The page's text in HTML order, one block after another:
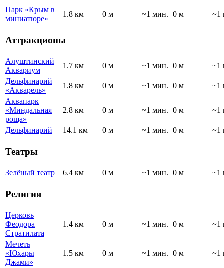
Парк «Крым в
миниатюре»
1.8 км 0 м ~1 мин. 0 м ~1
Аттракционы
Алуштинский
Аквариум
1.7 км 0 м ~1 мин. 0 м
~1
Дельфинарий
«Акварель»
1.8 км 0 м ~1 мин. 0 м
~1
Аквапарк
«Миндальная
роща»
2.8 км 0 м ~1 мин. 0 м ~1
Дельфинарий 14.1 км 0 м ~1 мин. 0 м ~1
Театры
Зелёный театр 6.4 км 0 м ~1 мин. 0 м ~1
Религия
Церковь
Феодора
Стратилата
1.4 км 0 м ~1 мин. 0 м ~1
Мечеть
«Юхары
Джами»
1.5 км 0 м ~1 мин. 0 м ~1